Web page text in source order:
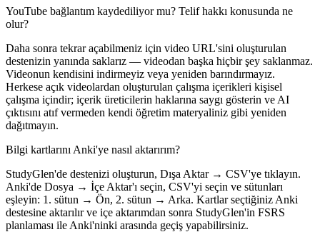
YouTube bağlantım kaydediliyor mu? Telif hakkı konusunda ne
olur?
Daha sonra tekrar açabilmeniz için video URL'sini oluşturulan
destenizin yanında saklarız — videodan başka hiçbir şey saklanmaz.
Videonun kendisini indirmeyiz veya yeniden barındırmayız.
Herkese açık videolardan oluşturulan çalışma içerikleri kişisel
çalışma içindir; içerik üreticilerin haklarına saygı gösterin ve AI
çıktısını atıf vermeden kendi öğretim materyaliniz gibi yeniden
dağıtmayın.
Bilgi kartlarını Anki'ye nasıl aktarırım?
StudyGlen'de destenizi oluşturun, Dışa Aktar → CSV'ye tıklayın.
Anki'de Dosya → İçe Aktar'ı seçin, CSV'yi seçin ve sütunları
eşleyin: 1. sütun → Ön, 2. sütun → Arka. Kartlar seçtiğiniz Anki
destesine aktarılır ve içe aktarımdan sonra StudyGlen'in FSRS
planlaması ile Anki'ninki arasında geçiş yapabilirsiniz.